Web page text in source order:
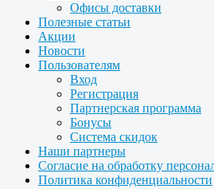
Офисы доставки
Полезные статьи
Акции
Новости
Пользователям
Вход
Регистрация
Партнерская программа
Бонусы
Система скидок
Наши партнеры
Согласие на обработку
Политика конфиденциальности